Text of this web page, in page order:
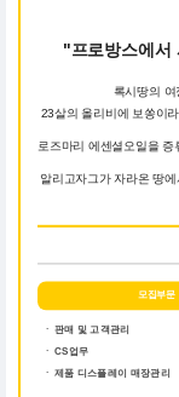
"프로방스에서
록시땅의 여
23살의 올리비에 보쏭이
로즈마리 에센셜오일을
알리고자그가 자라온 땅
모집부문
ㆍ 판매 및 고객관리
ㆍ CS업무
ㆍ 제품 디스플레이 매장관리